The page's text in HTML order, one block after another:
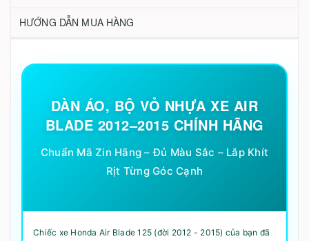
HƯỚNG DẪN MUA HÀNG
DÀN ÁO, BỘ VỎ NHỰA XE AIR
BLADE 2012–2015 CHÍNH HÃNG
Chuẩn Mã Zin Hãng – Đủ Màu Sắc – Lắp Khít
Rịt Từng Góc Cạnh
Chiếc xe Honda Air Blade 125 (đời 2012 - 2015) của bạn đã